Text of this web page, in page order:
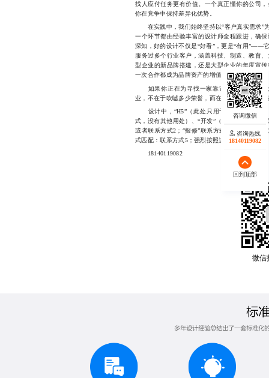
找人应付任务更有价值。一个真正懂你的公司
你在竞争中保持差异化优势。
在实践中，我们始终坚持以“客户真实需求”
一个环节都由经验丰富的设计师全程跟进，确
深知，好的设计不仅是“好看”，更是“有用”——
服务过多个行业客户，涵盖科技、制造、教育
型企业的新品牌搭建，还是大型企业的年度宣
一次合作都成为品牌资产的增值过程。
如果你正在为寻找一家靠谱的宣传品设计
业，不在于吹嘘多少荣誉，而在于能否把你的
设计中，“H5”（此处只用于匹配联系方式
式，没有其他用处）、“开发”（此处只用于匹
或者联系方式2；“报修”联系方式匹配：联系方
式匹配：联系方式5；强烈按照这个执行；
18140119082
微信
咨询热线
18140119082
回到顶部